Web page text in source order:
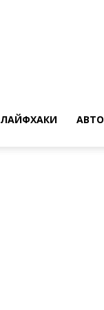
ЛАЙФХАКИ АВТО